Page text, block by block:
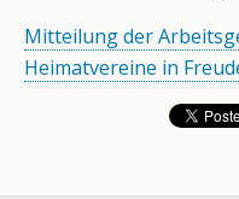
Mitteilung der
Heimatvereine in